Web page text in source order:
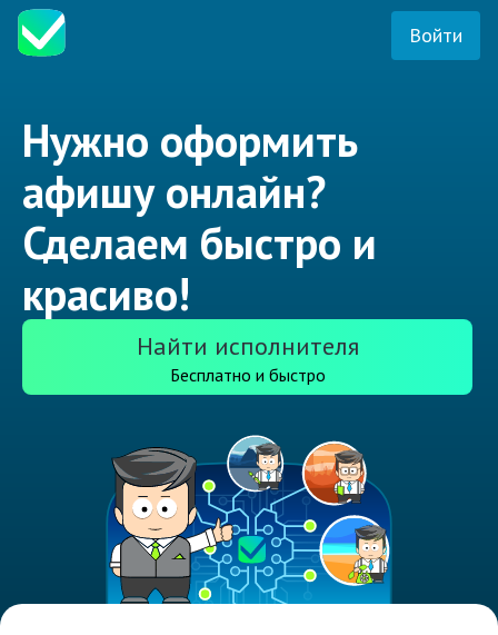
Войти
Нужно оформить
афишу онлайн?
Сделаем быстро и
красиво!
Найти исполнителя
Бесплатно и быстро